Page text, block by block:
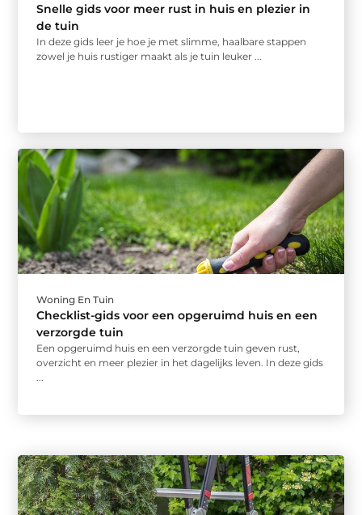
Snelle gids voor meer rust in huis en plezier in
de tuin
In deze gids leer je hoe je met slimme, haalbare stappen
zowel je huis rustiger maakt als je tuin leuker ...
Woning En Tuin
Checklist-gids voor een opgeruimd huis en een
verzorgde tuin
Een opgeruimd huis en een verzorgde tuin geven rust,
overzicht en meer plezier in het dagelijks leven. In deze gids